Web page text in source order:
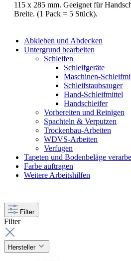
115 x 285 mm. Geeignet für
Breite. (1 Pack = 5 Stück).
Abkleben und Abdecken
Untergrund bearbeiten
Schleifen
Schleifgeräte
Maschinen-
Schleifstaubsauger
Hand-Schleifmittel
Handschleifer
Vorbereiten und Reinigen
Spachteln & Verputzen
Trockenbau-Arbeiten
WDVS-Arbeiten
Verfugen
Tapeten und Bodenbeläge
Farbe auftragen
Weitere Arbeitshilfen
Filter
Filter
Hersteller